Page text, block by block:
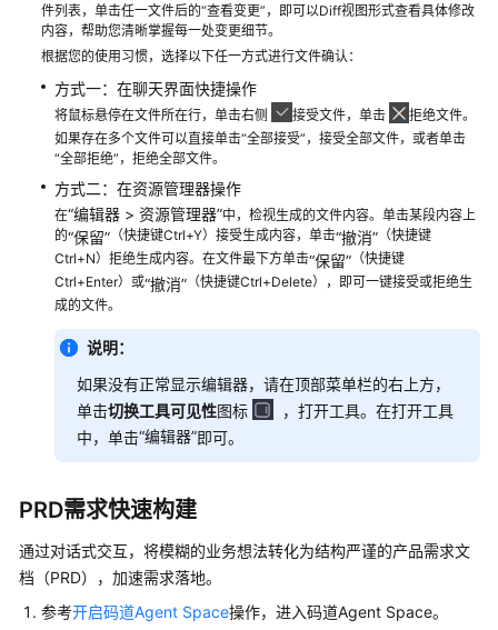
通
用
考
产
术
级
协
议
（SLA）
白
件列表，单击任一文件后的“查看变更”，即可以Diff视图形式查看具体修改
内容，帮助您清晰掌握每一处变更细节。
根据您的使用习惯，选择以下任一方式进行文件确认：
方式一：在聊天界面快捷操作
将鼠标悬停在文件所在行，单击右侧 接受文件，单击
拒绝文件。
如果存在多个文件可以直接单击“全部接受”，接受全部文件，或者单击
“全部拒绝”，拒绝全部文件。
方式二：在资源管理器操作
在“编辑器 > 资源管理器”中，检视生成的文件内容。单击某段内容上
的“保留” （快捷键Ctrl+Y）接受生成内容，单击“撤消” （快捷键
Ctrl+N）拒绝生成内容。在文件最下方单击“保留” （快捷键
Ctrl+Enter）或“撤消” （快捷键Ctrl+Delete），即可一键接受或拒绝生
成的文件。
说明：
如果没有正常显示编辑器，请在顶部菜单栏的右上方，
单击切换工具可见性图标
，打开工具。在打开工具
中，单击“编辑器”即可。
PRD需求快速构建
通过对话式交互，将模糊的业务想法转化为结构严谨的产品需求文
档（PRD），加速需求落地。
参考开启码道Agent Space操作，进入码道Agent Space。